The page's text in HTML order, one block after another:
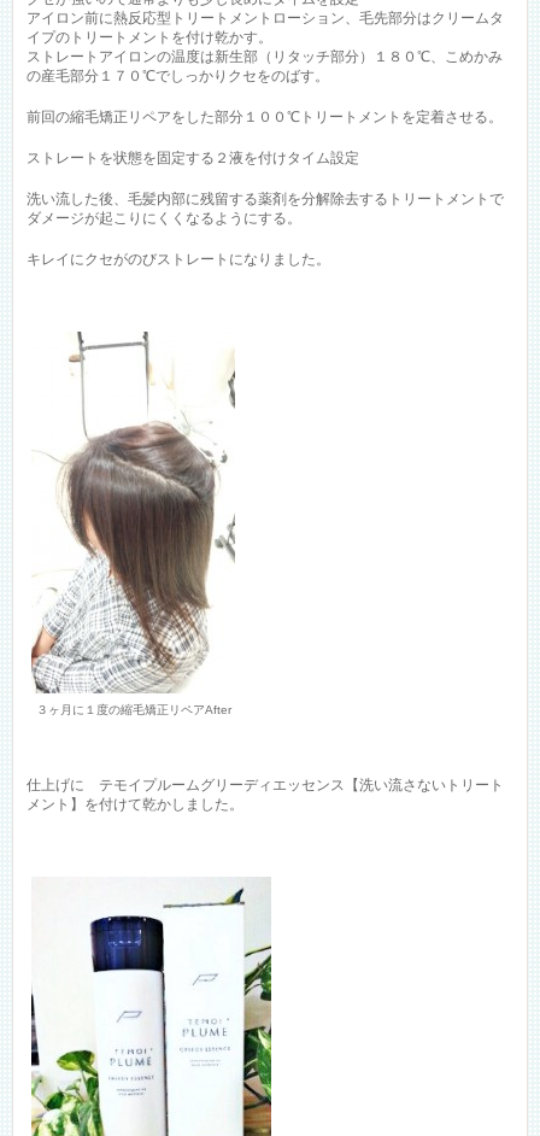
アイロン前に熱反応型トリートメントローション、毛先部分はクリームタ
イプのトリートメントを付け乾かす。
ストレートアイロンの温度は新生部（リタッチ部分）１８０℃、こめかみ
の産毛部分１７０℃でしっかりクセをのばす。
前回の縮毛矯正リペアをした部分１００℃トリートメントを定着させる。
ストレートを状態を固定する２液を付けタイム設定
洗い流した後、毛髪内部に残留する薬剤を分解除去するトリートメントで
ダメージが起こりにくくなるようにする。
キレイにクセがのびストレートになりました。
３ヶ月に１度の縮毛矯正リペアAfter
仕上げに テモイプルームグリーディエッセンス【洗い流さないトリート
メント】を付けて乾かしました。